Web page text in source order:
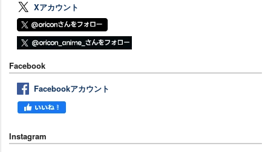
Xアカウント
Facebook
Facebookアカウント
Instagram